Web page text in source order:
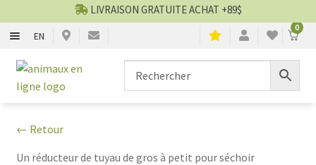
EN
0
Aller
à
Aller
au
LIVRAISON GRATUITE ACHAT +89$
CHIENS
← Retour
Un réducteur de tuyau de gros à petit pour séchoir